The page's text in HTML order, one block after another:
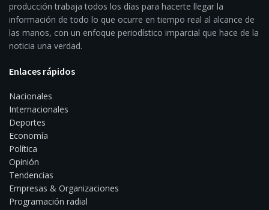
producción trabaja todos los días para hacerte llegar la
información de todo lo que ocurre en tiempo real al alcance de
las manos, con un enfoque periodístico imparcial que hace de la
noticia una verdad.
Enlaces rápidos
Nacionales
Internacionales
Deportes
Economía
Política
Opinión
Tendencias
Empresas & Organizaciones
Programación radial